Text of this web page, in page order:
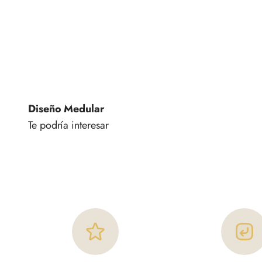
Diseño Medular